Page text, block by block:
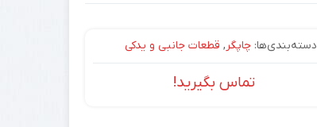
دسته‌بندی‌ها: چاپگر, قطعات جانبی و یدکی
تماس بگیرید!